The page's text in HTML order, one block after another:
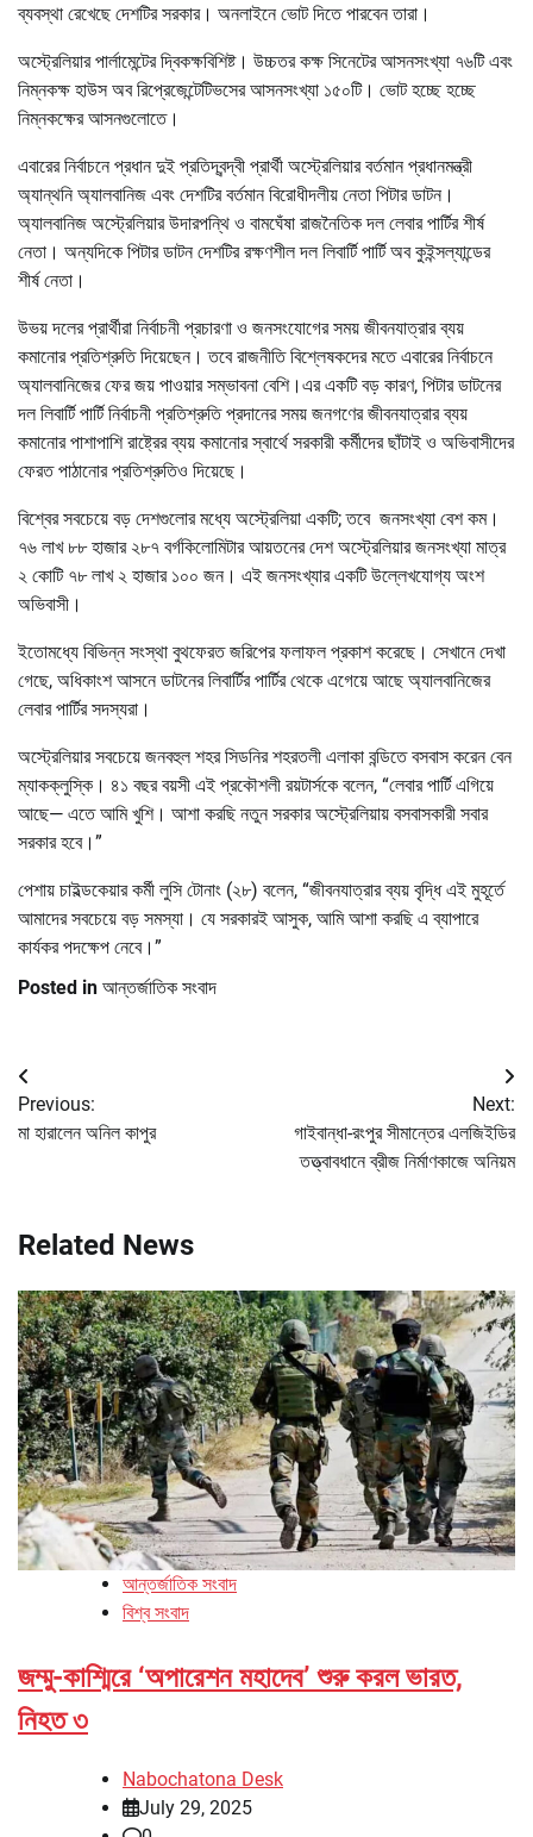
ব্যবস্থা রেখেছে দেশটির সরকার। অনলাইনে ভোট দিতে পারবেন তারা।
অস্ট্রেলিয়ার পার্লামেন্টের দ্বিকক্ষবিশিষ্ট। উচ্চতর কক্ষ সিনেটের আসনসংখ্যা ৭৬টি এবং
নিম্নকক্ষ হাউস অব রিপ্রেজেন্টেটিভসের আসনসংখ্যা ১৫০টি। ভোট হচ্ছে হচ্ছে
নিম্নকক্ষের আসনগুলোতে।
এবারের নির্বাচনে প্রধান দুই প্রতিদ্বন্দ্বী প্রার্থী অস্ট্রেলিয়ার বর্তমান প্রধানমন্ত্রী
অ্যান্থনি অ্যালবানিজ এবং দেশটির বর্তমান বিরোধীদলীয় নেতা পিটার ডাটন।
অ্যালবানিজ অস্ট্রেলিয়ার উদারপন্থি ও বামঘেঁষা রাজনৈতিক দল লেবার পার্টির শীর্ষ
নেতা। অন্যদিকে পিটার ডাটন দেশটির রক্ষণশীল দল লিবার্টি পার্টি অব কুইন্সল্যান্ডের
শীর্ষ নেতা।
উভয় দলের প্রার্থীরা নির্বাচনী প্রচারণা ও জনসংযোগের সময় জীবনযাত্রার ব্যয়
কমানোর প্রতিশ্রুতি দিয়েছেন। তবে রাজনীতি বিশ্লেষকদের মতে এবারের নির্বাচনে
অ্যালবানিজের ফের জয় পাওয়ার সম্ভাবনা বেশি।এর একটি বড় কারণ, পিটার ডাটনের
দল লিবার্টি পার্টি নির্বাচনী প্রতিশ্রুতি প্রদানের সময় জনগণের জীবনযাত্রার ব্যয়
কমানোর পাশাপাশি রাষ্ট্রের ব্যয় কমানোর স্বার্থে সরকারী কর্মীদের ছাঁটাই ও অভিবাসীদের
ফেরত পাঠানোর প্রতিশ্রুতিও দিয়েছে।
বিশ্বের সবচেয়ে বড় দেশগুলোর মধ্যে অস্ট্রেলিয়া একটি; তবে জনসংখ্যা বেশ কম।
৭৬ লাখ ৮৮ হাজার ২৮৭ বর্গকিলোমিটার আয়তনের দেশ অস্ট্রেলিয়ার জনসংখ্যা মাত্র
২ কোটি ৭৮ লাখ ২ হাজার ১০০ জন। এই জনসংখ্যার একটি উল্লেখযোগ্য অংশ
অভিবাসী।
ইতোমধ্যে বিভিন্ন সংস্থা বুথফেরত জরিপের ফলাফল প্রকাশ করেছে। সেখানে দেখা
গেছে, অধিকাংশ আসনে ডাটনের লিবার্টির পার্টির থেকে এগেয়ে আছে অ্যালবানিজের
লেবার পার্টির সদস্যরা।
অস্ট্রেলিয়ার সবচেয়ে জনবহুল শহর সিডনির শহরতলী এলাকা বন্ডিতে বসবাস করেন বেন
ম্যাকক্লুস্কি। ৪১ বছর বয়সী এই প্রকৌশলী রয়টার্সকে বলেন, “লেবার পার্টি এগিয়ে
আছে— এতে আমি খুশি। আশা করছি নতুন সরকার অস্ট্রেলিয়ায় বসবাসকারী সবার
সরকার হবে।”
পেশায় চাইল্ডকেয়ার কর্মী লুসি টোনাং (২৮) বলেন, “জীবনযাত্রার ব্যয় বৃদ্ধি এই মুহূর্তে
আমাদের সবচেয়ে বড় সমস্যা। যে সরকারই আসুক, আমি আশা করছি এ ব্যাপারে
কার্যকর পদক্ষেপ নেবে।”
Posted in আন্তর্জাতিক সংবাদ
Post
navigation
Previous:
মা হারালেন অনিল কাপুর
Next:
গাইবান্ধা-রংপুর সীমান্তের এলজিইডির
তত্ত্বাবধানে ব্রীজ নির্মাণকাজে অনিয়ম
Related News
আন্তর্জাতিক সংবাদ
বিশ্ব সংবাদ
জম্মু-কাশ্মিরে ‘অপারেশন মহাদেব’ শুরু করল ভারত,
নিহত ৩
Nabochatona Desk
July 29, 2025